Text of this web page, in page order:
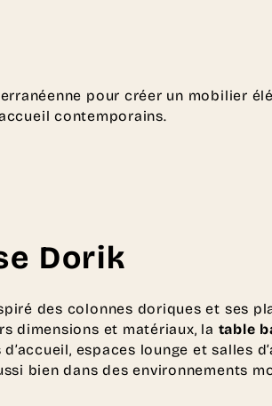
pour créer un mobilier
contemporains.
Dorik
des colonnes doriques et ses
dimensions et matériaux, la table
espaces lounge et salles
bien dans des environnements